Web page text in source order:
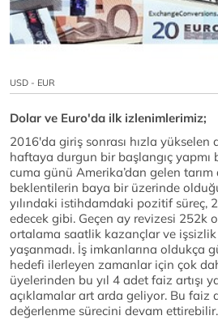
USD - EUR
Dolar ve Euro'da ilk izlenimlerimiz;
2016'da giriş sonrası hızla yükselen
haftaya durgun bir başlangıç
cuma günü Amerika’dan gelen tarım
beklentilerin baya bir üzerinde
yılındaki istihdamdaki pozitif süreç,
edecek gibi. Geçen ay revizesi 252k
ortalama saatlik kazançlar ve
yaşanmadı. İş imkanlarına oldukça
hedefi ilerleyen zamanlar için çok
üyelerinden bu yıl 4 adet faiz artışı
açıklamalar art arda geliyor. Bu faiz
değerlenme sürecini devam ettirebilir.